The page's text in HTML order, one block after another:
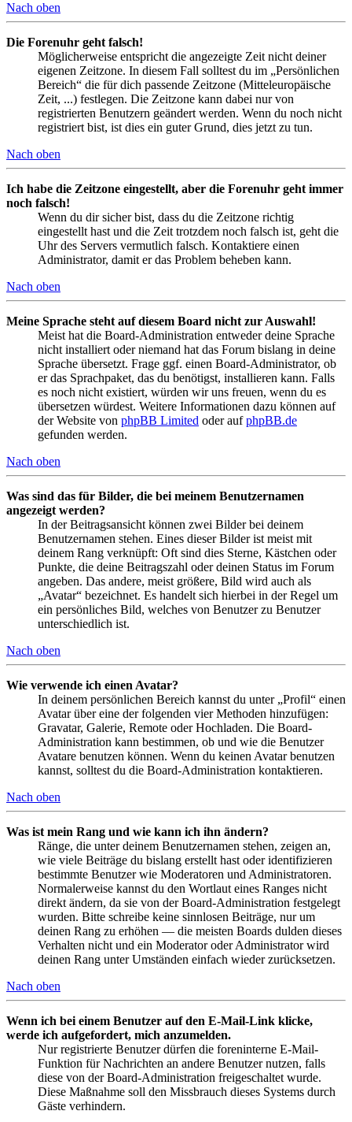
Nach oben
Die Forenuhr geht falsch!
Möglicherweise entspricht die angezeigte Zeit nicht deiner
eigenen Zeitzone. In diesem Fall solltest du im „Persönlichen
Bereich“ die für dich passende Zeitzone (Mitteleuropäische
Zeit, ...) festlegen. Die Zeitzone kann dabei nur von
registrierten Benutzern geändert werden. Wenn du noch nicht
registriert bist, ist dies ein guter Grund, dies jetzt zu tun.
Nach oben
Ich habe die Zeitzone eingestellt, aber die Forenuhr geht immer
noch falsch!
Wenn du dir sicher bist, dass du die Zeitzone richtig
eingestellt hast und die Zeit trotzdem noch falsch ist, geht die
Uhr des Servers vermutlich falsch. Kontaktiere einen
Administrator, damit er das Problem beheben kann.
Nach oben
Meine Sprache steht auf diesem Board nicht zur Auswahl!
Meist hat die Board-Administration entweder deine Sprache
nicht installiert oder niemand hat das Forum bislang in deine
Sprache übersetzt. Frage ggf. einen Board-Administrator, ob
er das Sprachpaket, das du benötigst, installieren kann. Falls
es noch nicht existiert, würden wir uns freuen, wenn du es
übersetzen würdest. Weitere Informationen dazu können auf
der Website von phpBB Limited oder aufphpBB.de
gefunden werden.
Nach oben
Was sind das für Bilder, die bei meinem Benutzernamen
angezeigt werden?
In der Beitragsansicht können zwei Bilder bei deinem
Benutzernamen stehen. Eines dieser Bilder ist meist mit
deinem Rang verknüpft: Oft sind dies Sterne, Kästchen oder
Punkte, die deine Beitragszahl oder deinen Status im Forum
angeben. Das andere, meist größere, Bild wird auch als
„Avatar“ bezeichnet. Es handelt sich hierbei in der Regel um
ein persönliches Bild, welches von Benutzer zu Benutzer
unterschiedlich ist.
Nach oben
Wie verwende ich einen Avatar?
In deinem persönlichen Bereich kannst du unter „Profil“ einen
Avatar über eine der folgenden vier Methoden hinzufügen:
Gravatar, Galerie, Remote oder Hochladen. Die Board-
Administration kann bestimmen, ob und wie die Benutzer
Avatare benutzen können. Wenn du keinen Avatar benutzen
kannst, solltest du die Board-Administration kontaktieren.
Nach oben
Was ist mein Rang und wie kann ich ihn ändern?
Ränge, die unter deinem Benutzernamen stehen, zeigen an,
wie viele Beiträge du bislang erstellt hast oder identifizieren
bestimmte Benutzer wie Moderatoren und Administratoren.
Normalerweise kannst du den Wortlaut eines Ranges nicht
direkt ändern, da sie von der Board-Administration festgelegt
wurden. Bitte schreibe keine sinnlosen Beiträge, nur um
deinen Rang zu erhöhen — die meisten Boards dulden dieses
Verhalten nicht und ein Moderator oder Administrator wird
deinen Rang unter Umständen einfach wieder zurücksetzen.
Nach oben
Wenn ich bei einem Benutzer auf den E-Mail-Link klicke,
werde ich aufgefordert, mich anzumelden.
Nur registrierte Benutzer dürfen die foreninterne E-Mail-
Funktion für Nachrichten an andere Benutzer nutzen, falls
diese von der Board-Administration freigeschaltet wurde.
Diese Maßnahme soll den Missbrauch dieses Systems durch
Gäste verhindern.